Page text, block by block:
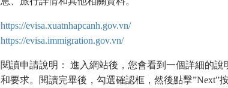
https://evisa.xuatnhapcanh.gov.vn/
https://evisa.immigration.gov.vn/
閱讀申請說明： 進入網站後，您會看到一個詳細的
和要求。閱讀完畢後，勾選確認框，然後點擊”Next”